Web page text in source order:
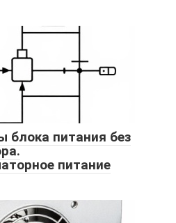
блока питания без
питание